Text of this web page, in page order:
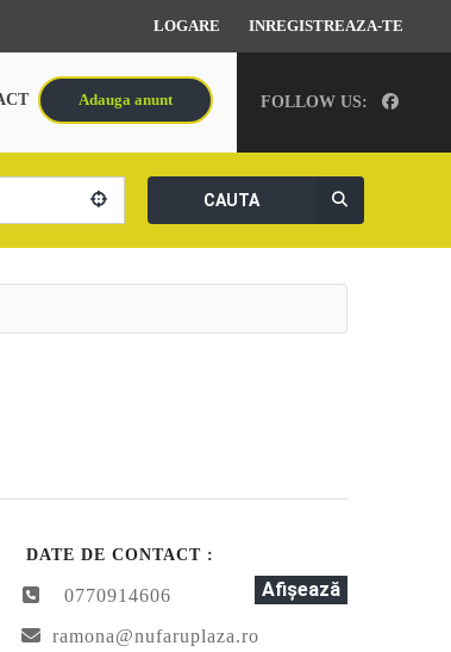
LOGARE INREGISTREAZA-TE
FOLLOW US:
Adauga anunt
CAUTA
DATE DE CONTACT :
0770914606 Afişează
ramona@nufaruplaza.ro